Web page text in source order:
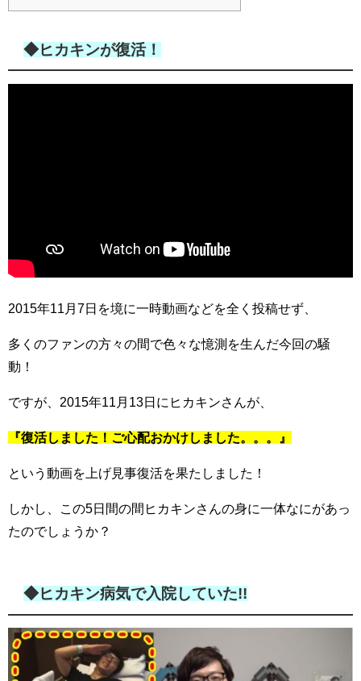
◆ヒカキンが復活！
2015年11月7日を境に一時動画などを全く投稿せず、
多くのファンの方々の間で色々な憶測を生んだ今回の騒
動！
ですが、2015年11月13日にヒカキンさんが、
『復活しました！ご心配おかけしました。。。』
という動画を上げ見事復活を果たしました！
しかし、この5日間の間ヒカキンさんの身に一体なにがあっ
たのでしょうか？
◆ヒカキン病気で入院していた!!